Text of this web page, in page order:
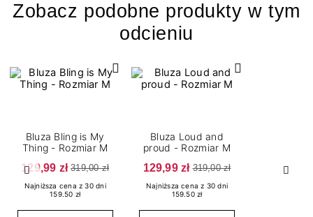
Zobacz podobne produkty w tym
odcieniu
Poprzedni
Bluza Bling is My
Thing - Rozmiar M
129,99 zł 319,00 zł
Najniższa cena z 30 dni
159.50 zł
Bluza Loud and
proud - Rozmiar M
129,99 zł 319,00 zł
Najniższa cena z 30 dni
159.50 zł